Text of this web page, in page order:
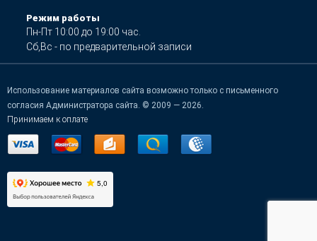
Режим работы
Пн-Пт 10:00 до 19:00 час.
Сб,Вс - по предварительной записи
Использование материалов сайта возможно только с письменного
согласия Администратора сайта. © 2009 — 2026.
Принимаем к оплате